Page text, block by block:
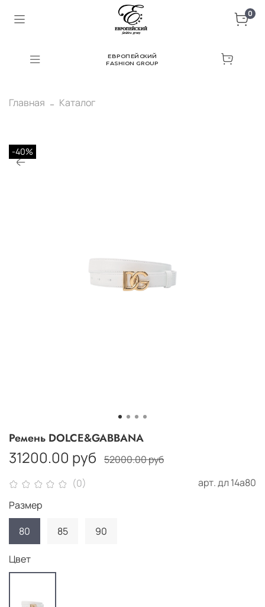
0
ЕВРОПЕЙСКИЙ
FASHION GROUP
Главная Каталог
-40%
(0) арт.дл 14а80
Ремень DOLCE&GABBANA
31200.00 руб 52000.00 руб
Размер
80
85 90
Цвет